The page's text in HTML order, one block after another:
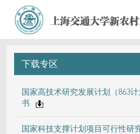
下载专区
国家高技术研究发展计划（863
书
国家科技支撑计划项目可行性